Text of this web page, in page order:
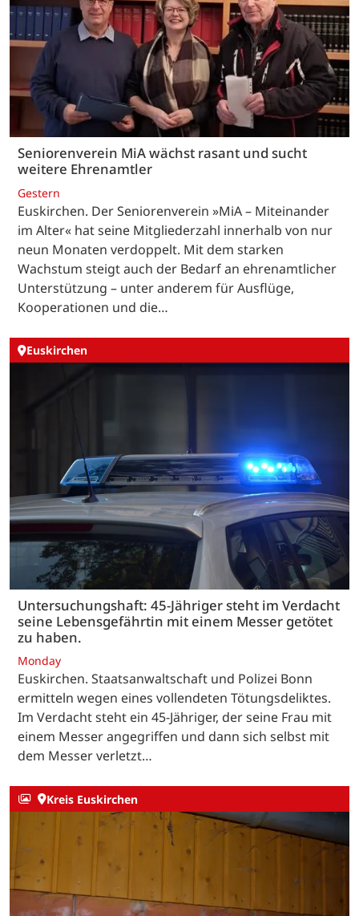
Seniorenverein MiA wächst rasant und sucht
weitere Ehrenamtler
Gestern
Euskirchen. Der Seniorenverein »MiA – Miteinander
im Alter« hat seine Mitgliederzahl innerhalb von nur
neun Monaten verdoppelt. Mit dem starken
Wachstum steigt auch der Bedarf an ehrenamtlicher
Unterstützung – unter anderem für Ausflüge,
Kooperationen und die…
Euskirchen
Untersuchungshaft: 45-Jähriger steht im Verdacht
seine Lebensgefährtin mit einem Messer getötet
zu haben.
Monday
Euskirchen. Staatsanwaltschaft und Polizei Bonn
ermitteln wegen eines vollendeten Tötungsdeliktes.
Im Verdacht steht ein 45-Jähriger, der seine Frau mit
einem Messer angegriffen und dann sich selbst mit
dem Messer verletzt…
Kreis Euskirchen